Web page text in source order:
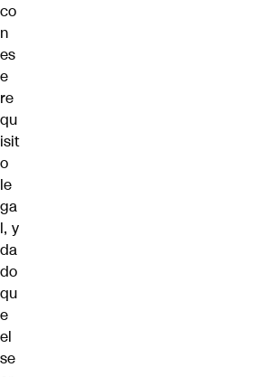
co
n
es
e
re
qu
isit
o
le
ga
l, y
da
do
qu
e
el
se